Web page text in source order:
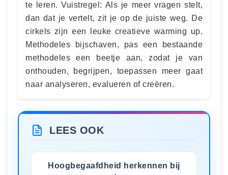
te leren. Vuistregel: Als je meer vragen stelt,
dan dat je vertelt, zit je op de juiste weg. De
cirkels zijn een leuke creatieve warming up.
Methodeles bijschaven, pas een bestaande
methodeles een beetje aan, zodat je van
onthouden, begrijpen, toepassen meer gaat
naar analyseren, evalueren of creëren.
LEES OOK
Hoogbegaafdheid herkennen bij